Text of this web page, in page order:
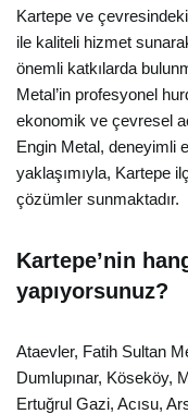
Kartepe ve
ile kaliteli hizmet
önemli katkılarda
Metal’in profesyonel
ekonomik ve çevresel
Engin Metal, deneyimli
yaklaşımıyla, Kartepe
çözümler sunmaktadır.
Kartepe’nin
yapıyorsunuz?
Ataevler, Fatih Sultan
Dumlupınar, Köseköy,
Ertuğrul Gazi, Acısu,